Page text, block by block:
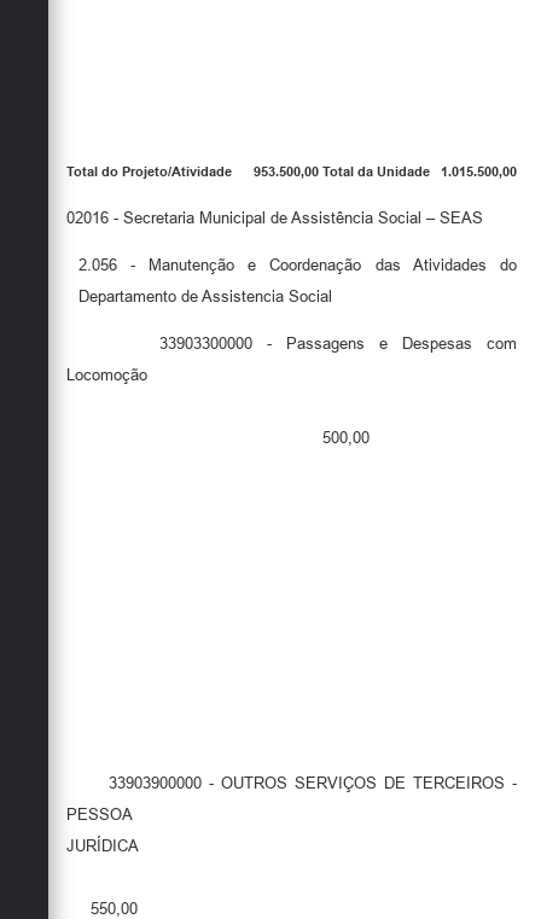
Total do Projeto/Atividade 953.500,00 Total da Unidade 1.015.500,00
02016 - Secretaria Municipal de Assistência Social – SEAS
2.056 - Manutenção e Coordenação das Atividades do
Departamento de Assistencia Social
33903300000 - Passagens e Despesas com
Locomoção
500,00
33903900000 - OUTROS SERVIÇOS DE TERCEIROS -
PESSOA
JURÍDICA
550,00